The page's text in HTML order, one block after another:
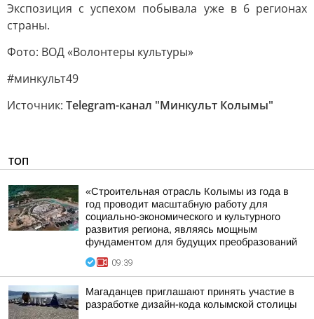
Экспозиция с успехом побывала уже в 6 регионах
страны.
Фото: ВОД «Волонтеры культуры»
#минкульт49
Источник: Telegram-канал "Минкульт Колымы"
ТОП
«Строительная отрасль Колымы из года в
год проводит масштабную работу для
социально-экономического и культурного
развития региона, являясь мощным
фундаментом для будущих преобразований
09:39
Магаданцев приглашают принять участие в
разработке дизайн-кода колымской столицы